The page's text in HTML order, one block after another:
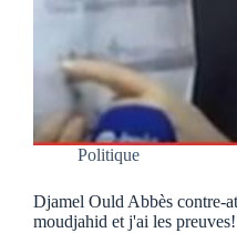
Politique
Djamel Ould Abbès contre-
moudjahid et j'ai les